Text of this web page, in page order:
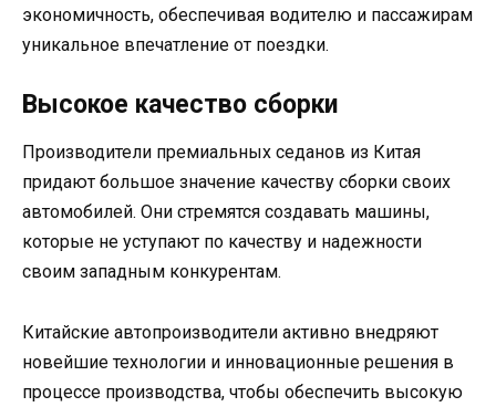
экономичность, обеспечивая водителю и пассажирам
уникальное впечатление от поездки.
Высокое качество сборки
Производители премиальных седанов из Китая
придают большое значение качеству сборки своих
автомобилей. Они стремятся создавать машины,
которые не уступают по качеству и надежности
своим западным конкурентам.
Китайские автопроизводители активно внедряют
новейшие технологии и инновационные решения в
процессе производства, чтобы обеспечить высокую